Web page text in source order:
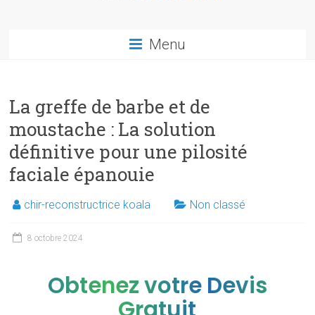
Menu
La greffe de barbe et de
moustache : La solution
définitive pour une pilosité
faciale épanouie
chir-reconstructrice koala Non classé
8 octobre 2024
Obtenez votre Devis